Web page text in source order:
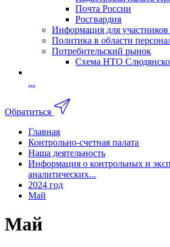
Почта России
Росгвардия
Информация для
Политика в области
Потребительский рынок
Схема НТО
...
Обратиться
Главная
Контрольно-счетная палата
Наша деятельность
Информация о контрольных и
аналитических...
2024 год
Май
Май